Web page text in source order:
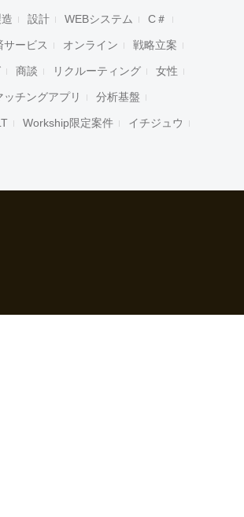
設計 WEBシステム C＃
サービス オンライン 戦略立案
商談 リクルーティング 女性
ッチングアプリ 分析基盤
Workship限定案件 イチジュウ